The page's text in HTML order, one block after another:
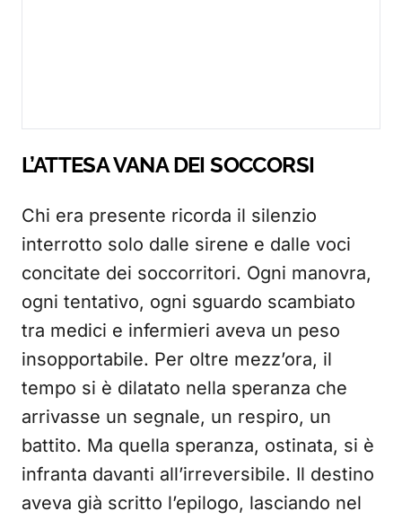
L’ATTESA VANA DEI SOCCORSI
Chi era presente ricorda il silenzio
interrotto solo dalle sirene e dalle voci
concitate dei soccorritori. Ogni manovra,
ogni tentativo, ogni sguardo scambiato
tra medici e infermieri aveva un peso
insopportabile. Per oltre mezz’ora, il
tempo si è dilatato nella speranza che
arrivasse un segnale, un respiro, un
battito. Ma quella speranza, ostinata, si è
infranta davanti all’irreversibile. Il destino
aveva già scritto l’epilogo, lasciando nel